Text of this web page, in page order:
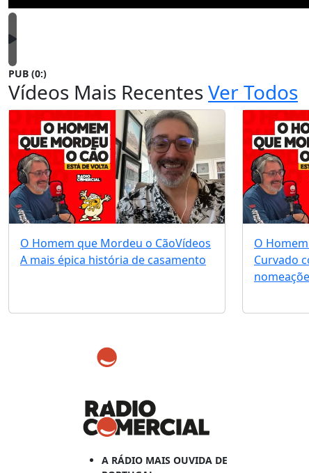
PUB (0:)
Vídeos Mais RecentesVer Todos
O Homem que Mordeu o CãoVídeos
A mais épica história de casamento
O
Curvado
A RÁDIO MAIS OUVIDA DE